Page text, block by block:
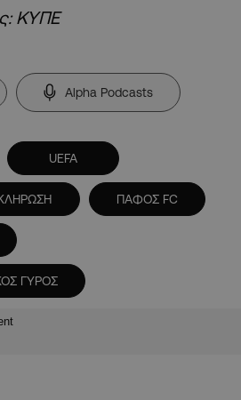
ΚΥΠΕ
Alpha Podcasts
UEFA
ΠΑΦΟΣ FC
ΓΥΡΟΣ